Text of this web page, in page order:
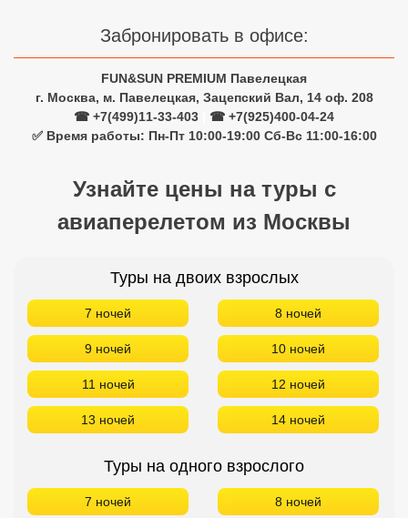
Забронировать в офисе:
FUN&SUN PREMIUM Павелецкая
г. Москва, м. Павелецкая, Зацепский Вал, 14 оф. 208
☎ +7(499)11-33-403
☎ +7(925)400-04-24
✅ Время работы: Пн-Пт 10:00-19:00 Сб-Вс 11:00-16:00
Узнайте цены на туры с
авиаперелетом из Москвы
Туры на двоих взрослых
7 ночей 8 ночей
9 ночей 10 ночей
11 ночей 12 ночей
13 ночей 14 ночей
Туры на одного взрослого
7 ночей 8 ночей
Сетевые отели Сейшел
Сетевые отели Маврикия